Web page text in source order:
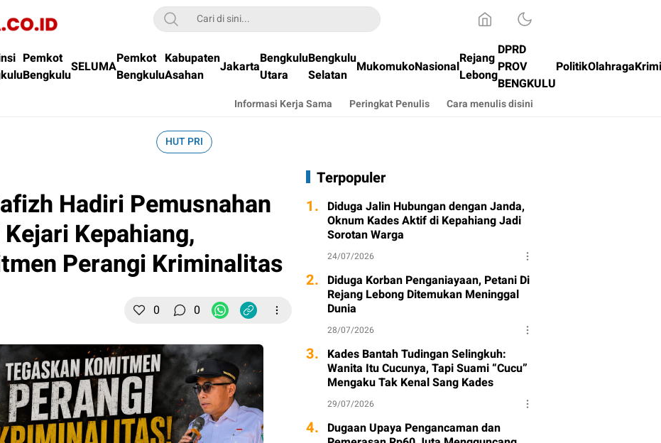
Pemkot
BengkuluSELUMAPemkot
Bengkulu
Kabupaten
Asahan
JakartaBengkulu
Utara
Bengkulu
Selatan MukomukoNasionalRejang
Lebong
DPRD
PROV
BENGKULU
PolitikOlahraga
Informasi Kerja Sama Peringkat Penulis Cara menulis disini
HUT PRI
Hadiri Pemusnahan
Kepahiang,
Perangi Kriminalitas
0 0
Terpopuler
1. Diduga Jalin Hubungan dengan Janda,
Oknum Kades Aktif di Kepahiang Jadi
Sorotan Warga
24/07/2026
2. Diduga Korban Penganiayaan, Petani Di
Rejang Lebong Ditemukan Meninggal
Dunia
28/07/2026
3. Kades Bantah Tudingan Selingkuh:
Wanita Itu Cucunya, Tapi Suami “Cucu”
Mengaku Tak Kenal Sang Kades
29/07/2026
4. Dugaan Upaya Pengancaman dan